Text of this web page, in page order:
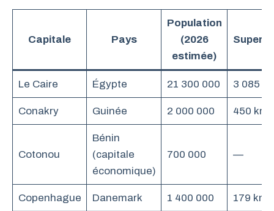
Capitale Pays
Population
(2026
estimée)
Le Caire Égypte 21 300 000 3 085
Conakry Guinée 2 000 000 450 km²
Cotonou
Bénin
(capitale
économique)
700 000 —
Copenhague Danemark 1 400 000 179 km²